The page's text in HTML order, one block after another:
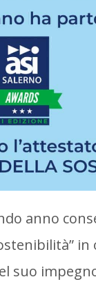
anno
in
suo